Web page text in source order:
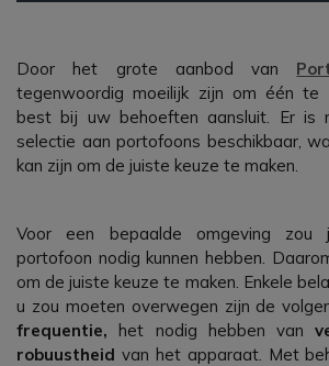
Door het grote aanbod van
tegenwoordig moeilijk zijn om één te
best bij uw behoeften aansluit. Er is
selectie aan portofoons beschikbaar,
kan zijn om de juiste keuze te maken.
Voor een bepaalde omgeving zou
portofoon nodig kunnen hebben.
om de juiste keuze te maken. Enkele
u zou moeten overwegen zijn de
frequentie,het nodig hebben van
robuustheid van het apparaat. Met